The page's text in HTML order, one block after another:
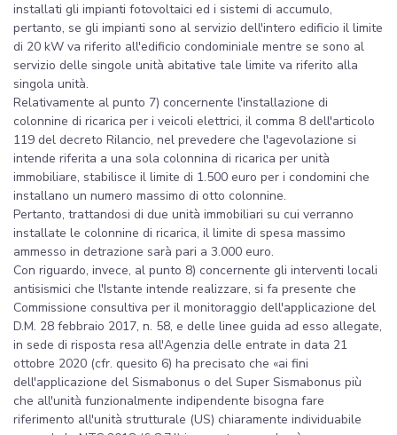
installati gli impianti fotovoltaici ed i sistemi di accumulo,
pertanto, se gli impianti sono al servizio dell'intero edificio il limite
di 20 kW va riferito all'edificio condominiale mentre se sono al
servizio delle singole unità abitative tale limite va riferito alla
singola unità.
Relativamente al punto 7) concernente l'installazione di
colonnine di ricarica per i veicoli elettrici, il comma 8 dell'articolo
119 del decreto Rilancio, nel prevedere che l'agevolazione si
intende riferita a una sola colonnina di ricarica per unità
immobiliare, stabilisce il limite di 1.500 euro per i condomini che
installano un numero massimo di otto colonnine.
Pertanto, trattandosi di due unità immobiliari su cui verranno
installate le colonnine di ricarica, il limite di spesa massimo
ammesso in detrazione sarà pari a 3.000 euro.
Con riguardo, invece, al punto 8) concernente gli interventi locali
antisismici che l'Istante intende realizzare, si fa presente che
Commissione consultiva per il monitoraggio dell'applicazione del
D.M. 28 febbraio 2017, n. 58, e delle linee guida ad esso allegate,
in sede di risposta resa all'Agenzia delle entrate in data 21
ottobre 2020 (cfr. quesito 6) ha precisato che «ai fini
dell'applicazione del Sismabonus o del Super Sismabonus più
che all'unità funzionalmente indipendente bisogna fare
riferimento all'unità strutturale (US) chiaramente individuabile